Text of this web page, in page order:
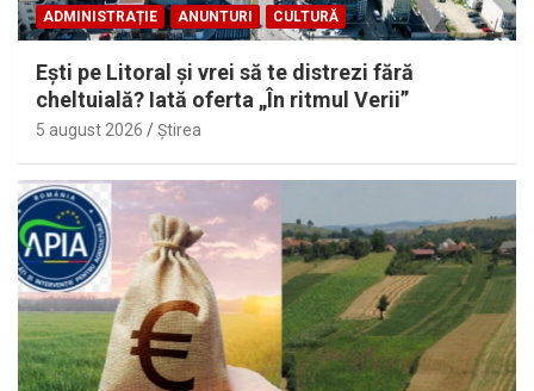
ADMINISTRAȚIE ANUNTURI CULTURĂ
Eşti pe Litoral şi vrei să te distrezi fără
cheltuială? Iată oferta „În ritmul Verii”
5 august 2026 Ştirea